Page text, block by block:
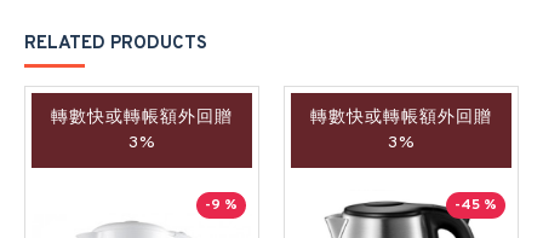
RELATED PRODUCTS
轉數快或轉帳額外回贈
3%
-9 %
轉數快或轉帳額外回贈
3%
-45 %